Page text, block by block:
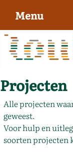
Projecten
Alle projecten
geweest.
Voor hulp en
soorten projecten
Menu